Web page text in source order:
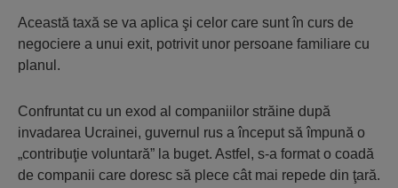
Această taxă se va aplica şi celor care sunt în curs de
negociere a unui exit, potrivit unor persoane familiare cu
planul.
Confruntat cu un exod al companiilor străine după
invadarea Ucrainei, guvernul rus a început să împună o
„contribuţie voluntară” la buget. Astfel, s-a format o coadă
de companii care doresc să plece cât mai repede din ţară.